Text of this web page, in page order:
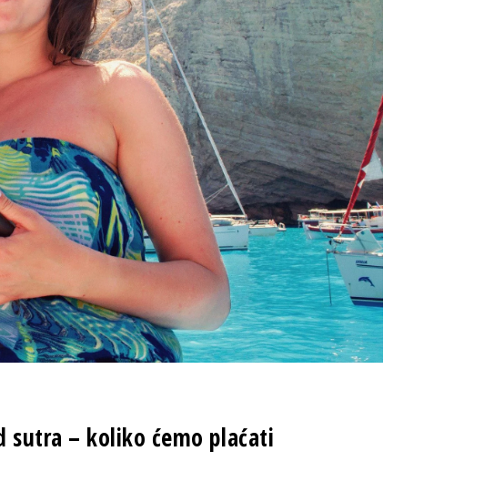
BIZNIS LIGA
WEEK
WEEK
IZJAVA GODINE
sutra – koliko ćemo plaćati